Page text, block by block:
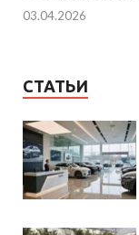
03.04.2026
СТАТЬИ